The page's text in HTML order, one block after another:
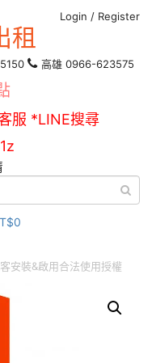
Login / Register
租
高雄 0966-623575
服 *LINE搜尋
0
安裝&啟用合法使用授權